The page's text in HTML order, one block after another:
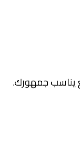
يناسب جمهورك.